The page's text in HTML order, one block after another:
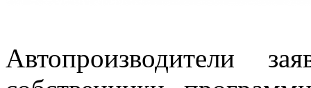
Автопроизводители